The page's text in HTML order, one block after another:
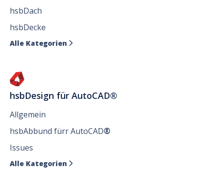
hsbDach
hsbDecke
Alle Kategorien 
hsbDesign für AutoCAD®
Allgemein
hsbAbbund fürr AutoCAD®
Issues
Alle Kategorien 